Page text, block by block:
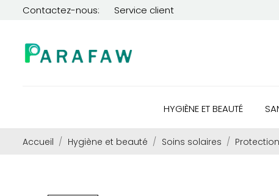
Contactez-nous: Service client
HYGIÈNE ET BEAUTÉ
Accueil Hygiène et beauté Soins solaires